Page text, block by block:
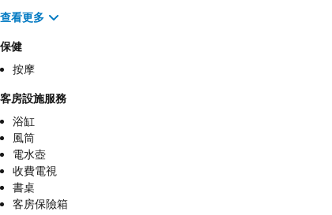
查看更多
保健
按摩
客房設施服務
浴缸
風筒
電水壺
收費電視
書桌
客房保險箱